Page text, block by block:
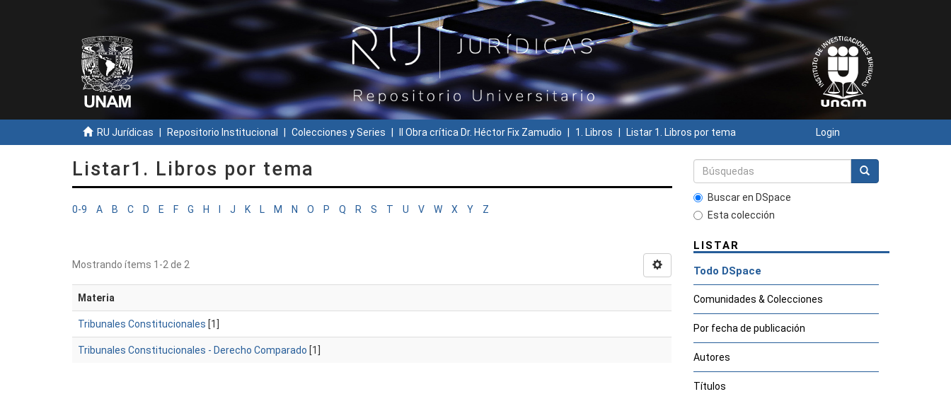
RU Jurídicas Repositorio Institucional Colecciones y Series II Obra crítica Dr. Héctor Fix Zamudio 1. Libros Listar 1. Libros por tema Login
Listar1. Libros por tema
0-9 A B C D E F G H J K L M N O P Q R S T U V W X Y Z
Mostrando ítems 1-2 de 2
Materia
Tribunales Constitucionales [1]
Tribunales Constitucionales - Derecho Comparado [1]
Buscar en DSpace
Esta colección
LISTAR
Todo DSpace
Comunidades & Colecciones
Por fecha de publicación
Autores
Títulos